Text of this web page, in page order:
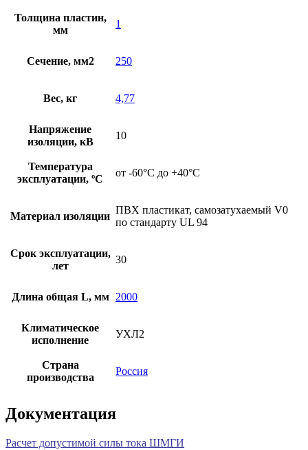
Толщина пластин,
мм
1
Сечение, мм2 250
Вес, кг 4,77
Напряжение
изоляции, кВ
10
Температура
эксплуатации, ºС
от -60°С до +40°С
Материал изоляции
ПВХ пластикат, самозатухаемый V0
по стандарту UL 94
Срок эксплуатации,
лет
30
Длина общая L, мм 2000
Климатическое
исполнение
УХЛ2
Страна
производства
Россия
Документация
Расчет допустимой силы тока ШМГИ